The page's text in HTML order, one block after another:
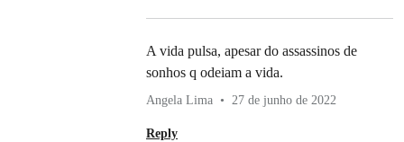
A vida pulsa, apesar do assassinos de
sonhos q odeiam a vida.
Angela Lima 27 de junho de 2022
Reply